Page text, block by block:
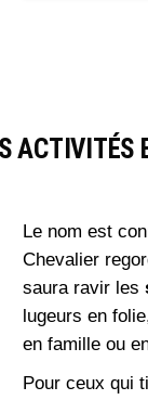
ACTIVITÉS
Le nom est
Chevalier
saura ravir les
lugeurs en
en famille ou
Pour ceux qui